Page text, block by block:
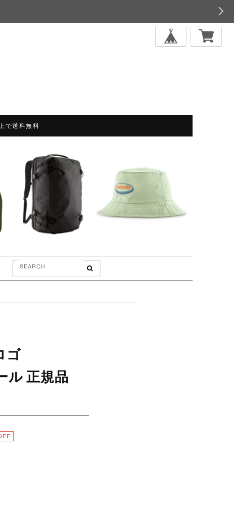
で送料無料
ゴ
ル 正規品